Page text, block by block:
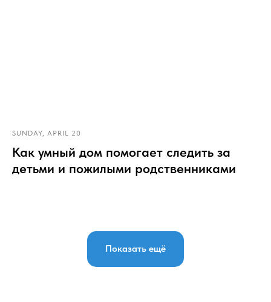
SUNDAY, APRIL 20
Как умный дом помогает следить за
детьми и пожилыми родственниками
Показать ещё